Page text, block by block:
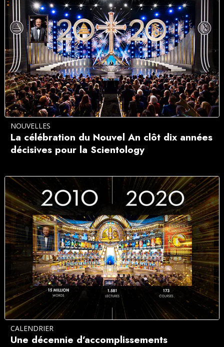
NOUVELLES
La célébration du Nouvel An clôt dix années
décisives pour la Scientology
CALENDRIER
Une décennie d’accomplissements